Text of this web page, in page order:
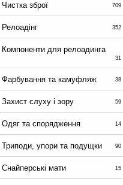
Чистка зброї 709
Релоадінг 352
Компоненти для релоадинга
31
Фарбування та камуфляж 38
Захист слуху і зору 59
Одяг та спорядження 14
Триподи, упори та подущки 90
Снайперські мати 15